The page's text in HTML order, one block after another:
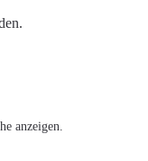
anzeigen.